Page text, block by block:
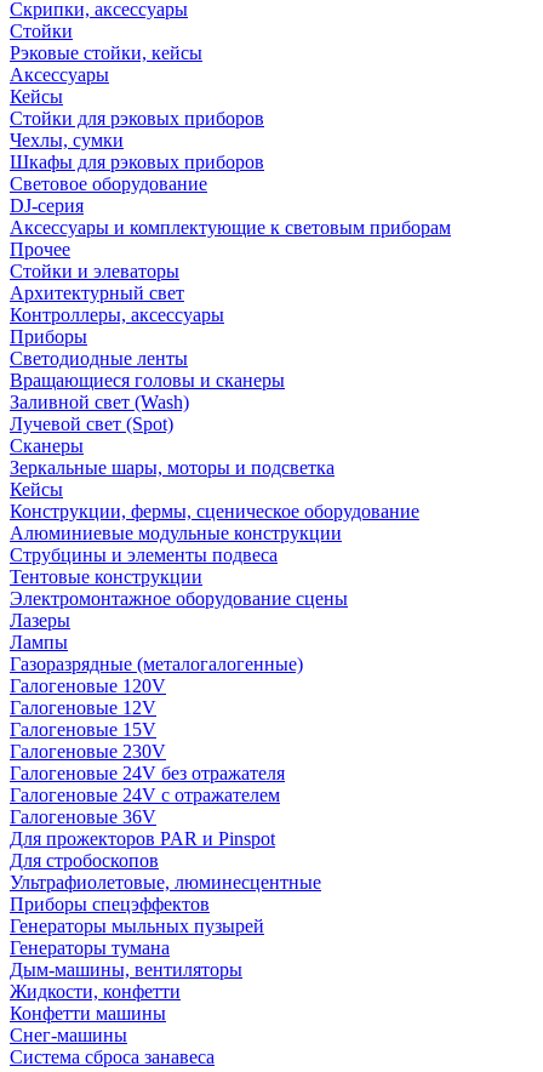
Скрипки, аксессуары
Стойки
Рэковые стойки, кейсы
Аксессуары
Кейсы
Стойки для рэковых приборов
Чехлы, сумки
Шкафы для рэковых приборов
Световое оборудование
DJ-серия
Аксессуары и комплектующие к световым приборам
Прочее
Стойки и элеваторы
Архитектурный свет
Контроллеры, аксессуары
Приборы
Светодиодные ленты
Вращающиеся головы и сканеры
Заливной свет (Wash)
Лучевой свет (Spot)
Сканеры
Зеркальные шары, моторы и подсветка
Кейсы
Конструкции, фермы, сценическое оборудование
Алюминиевые модульные конструкции
Струбцины и элементы подвеса
Тентовые конструкции
Электромонтажное оборудование сцены
Лазеры
Лампы
Газоразрядные (металогалогенные)
Галогеновые 120V
Галогеновые 12V
Галогеновые 15V
Галогеновые 230V
Галогеновые 24V без отражателя
Галогеновые 24V с отражателем
Галогеновые 36V
Для прожекторов PAR и Pinspot
Для стробоскопов
Ультрафиолетовые, люминесцентные
Приборы спецэффектов
Генераторы мыльных пузырей
Генераторы тумана
Дым-машины, вентиляторы
Жидкости, конфетти
Конфетти машины
Снег-машины
Система сброса занавеса